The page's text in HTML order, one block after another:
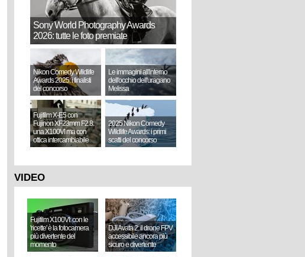
Sony World Photography Awards
2026: tutte le foto premiate
Nikon Comedy Wildlife
Awards 2025: i finalisti
del concorso
Le immagini all'interno
dell'occhio dell'uragano
Melissa
Fujifilm X-E5 con
Fujinon XF23mm F2.8:
una X100VI ma con
ottica intercambiabile
2025 Nikon Comedy
Wildlife Awards: i primi
scatti del concorso
VIDEO
Fujifilm X100VI: con le
'ricette' è la fotocamera
più divertente del
momento
DJI Avata 2: il drone FPV
accessibile ancora più
sicuro e divertente